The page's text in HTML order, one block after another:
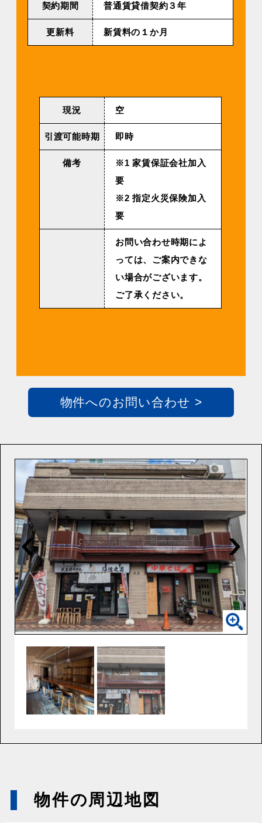
契約期間 普通賃貸借契約３年
更新料 新賃料の１か月
現況 空
引渡可能時期 即時
備考
※1 家賃保証会社加入
要
※2 指定火災保険加入
要
お問い合わせ時期によ
っては、ご案内できな
い場合がございます。
ご了承ください。
物件へのお問い合わせ >
物件の周辺地図